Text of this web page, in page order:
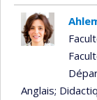
Anglais;